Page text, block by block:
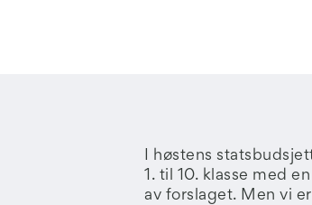
I høstens
1. til 10. klasse med
av forslaget. Men vi